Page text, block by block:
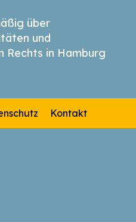
über
und
Rechts in Hamburg
Kontakt